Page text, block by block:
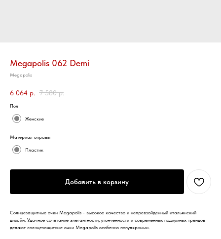
Megapolis 062 Demi
Megapolis
6 064 р. 7 580 р.
Пол
Женские
Материал оправы
Пластик
Добавить в корзину
Солнцезащитные очки Megapolis - высокое качество и непревзойденный итальянский
дизайн. Удачное сочетание элегантности, утонченности и современных подиумных трендов
делают солнцезащитные очки Megapolis особенно популярными.